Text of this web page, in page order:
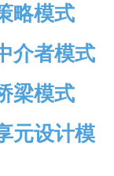
略模式
介者模式
梁模式
元设计模